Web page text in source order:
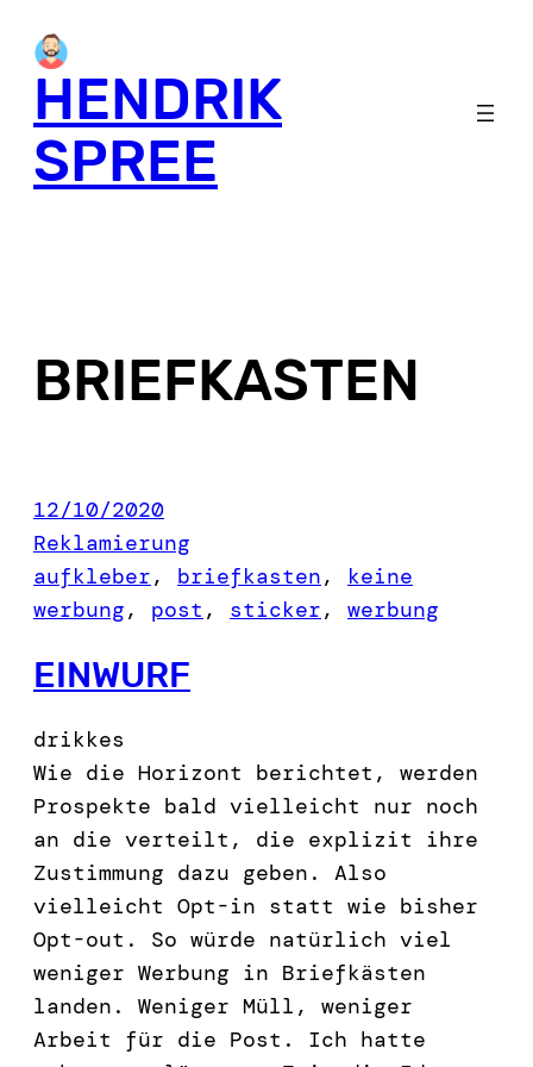
content
HENDRIK
SPREE
BRIEFKASTEN
12/10/2020
Reklamierung
aufkleber, briefkasten, keine
werbung, post , sticker, werbung
EINWURF
drikkes
Wie die Horizont berichtet, werden
Prospekte bald vielleicht nur noch
an die verteilt, die explizit ihre
Zustimmung dazu geben. Also
vielleicht Opt-in statt wie bisher
Opt-out. So würde natürlich viel
weniger Werbung in Briefkästen
landen. Weniger Müll, weniger
Arbeit für die Post. Ich hatte